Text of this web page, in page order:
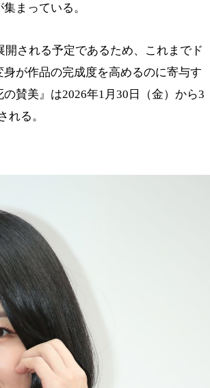
まっている。
される予定であるため、これまでド
が作品の完成度を高めるのに寄与す
賛美』は2026年1月30日（金）から3
れる。